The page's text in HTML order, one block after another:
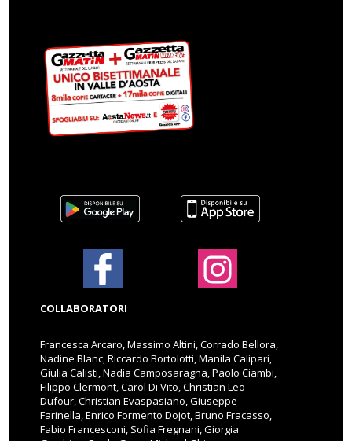
COLLABORATORI
Francesca Arcaro, Massimo Altini, Corrado Bellora,
Nadine Blanc, Riccardo Bortolotti, Manila Calipari,
Giulia Calisti, Nadia Camposaragna, Paolo Ciambi,
Filippo Clermont, Carol Di Vito, Christian Leo
Dufour, Christian Evaspasiano, Giuseppe
Farinella, Enrico Formento Dojot, Bruno Fracasso,
Fabio Francesconi, Sofia Fregnani, Giorgia